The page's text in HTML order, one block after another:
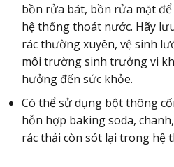
bồn rửa bát, bồn rửa mặt
hệ thống thoát nước. Hãy
rác thường xuyên, vệ sinh
môi trường sinh trưởng vi
hưởng đến sức khỏe.
Có thể sử dụng bột thông
hỗn hợp baking soda,
rác thải còn sót lại trong hệ